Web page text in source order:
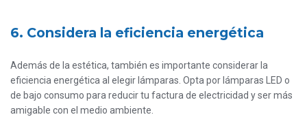
6. Considera la eficiencia energética
Además de la estética, también es importante considerar la
eficiencia energética al elegir lámparas. Opta por lámparas LED o
de bajo consumo para reducir tu factura de electricidad y ser más
amigable con el medio ambiente.